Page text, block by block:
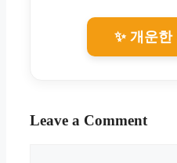
✨ 개운한
Leave a Comment